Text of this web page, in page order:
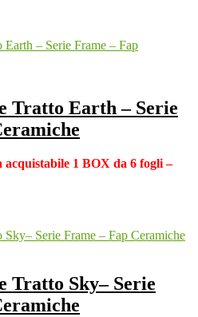
Tratto Earth – Serie
1 BOX da 6 fogli –
Tratto Sky– Serie